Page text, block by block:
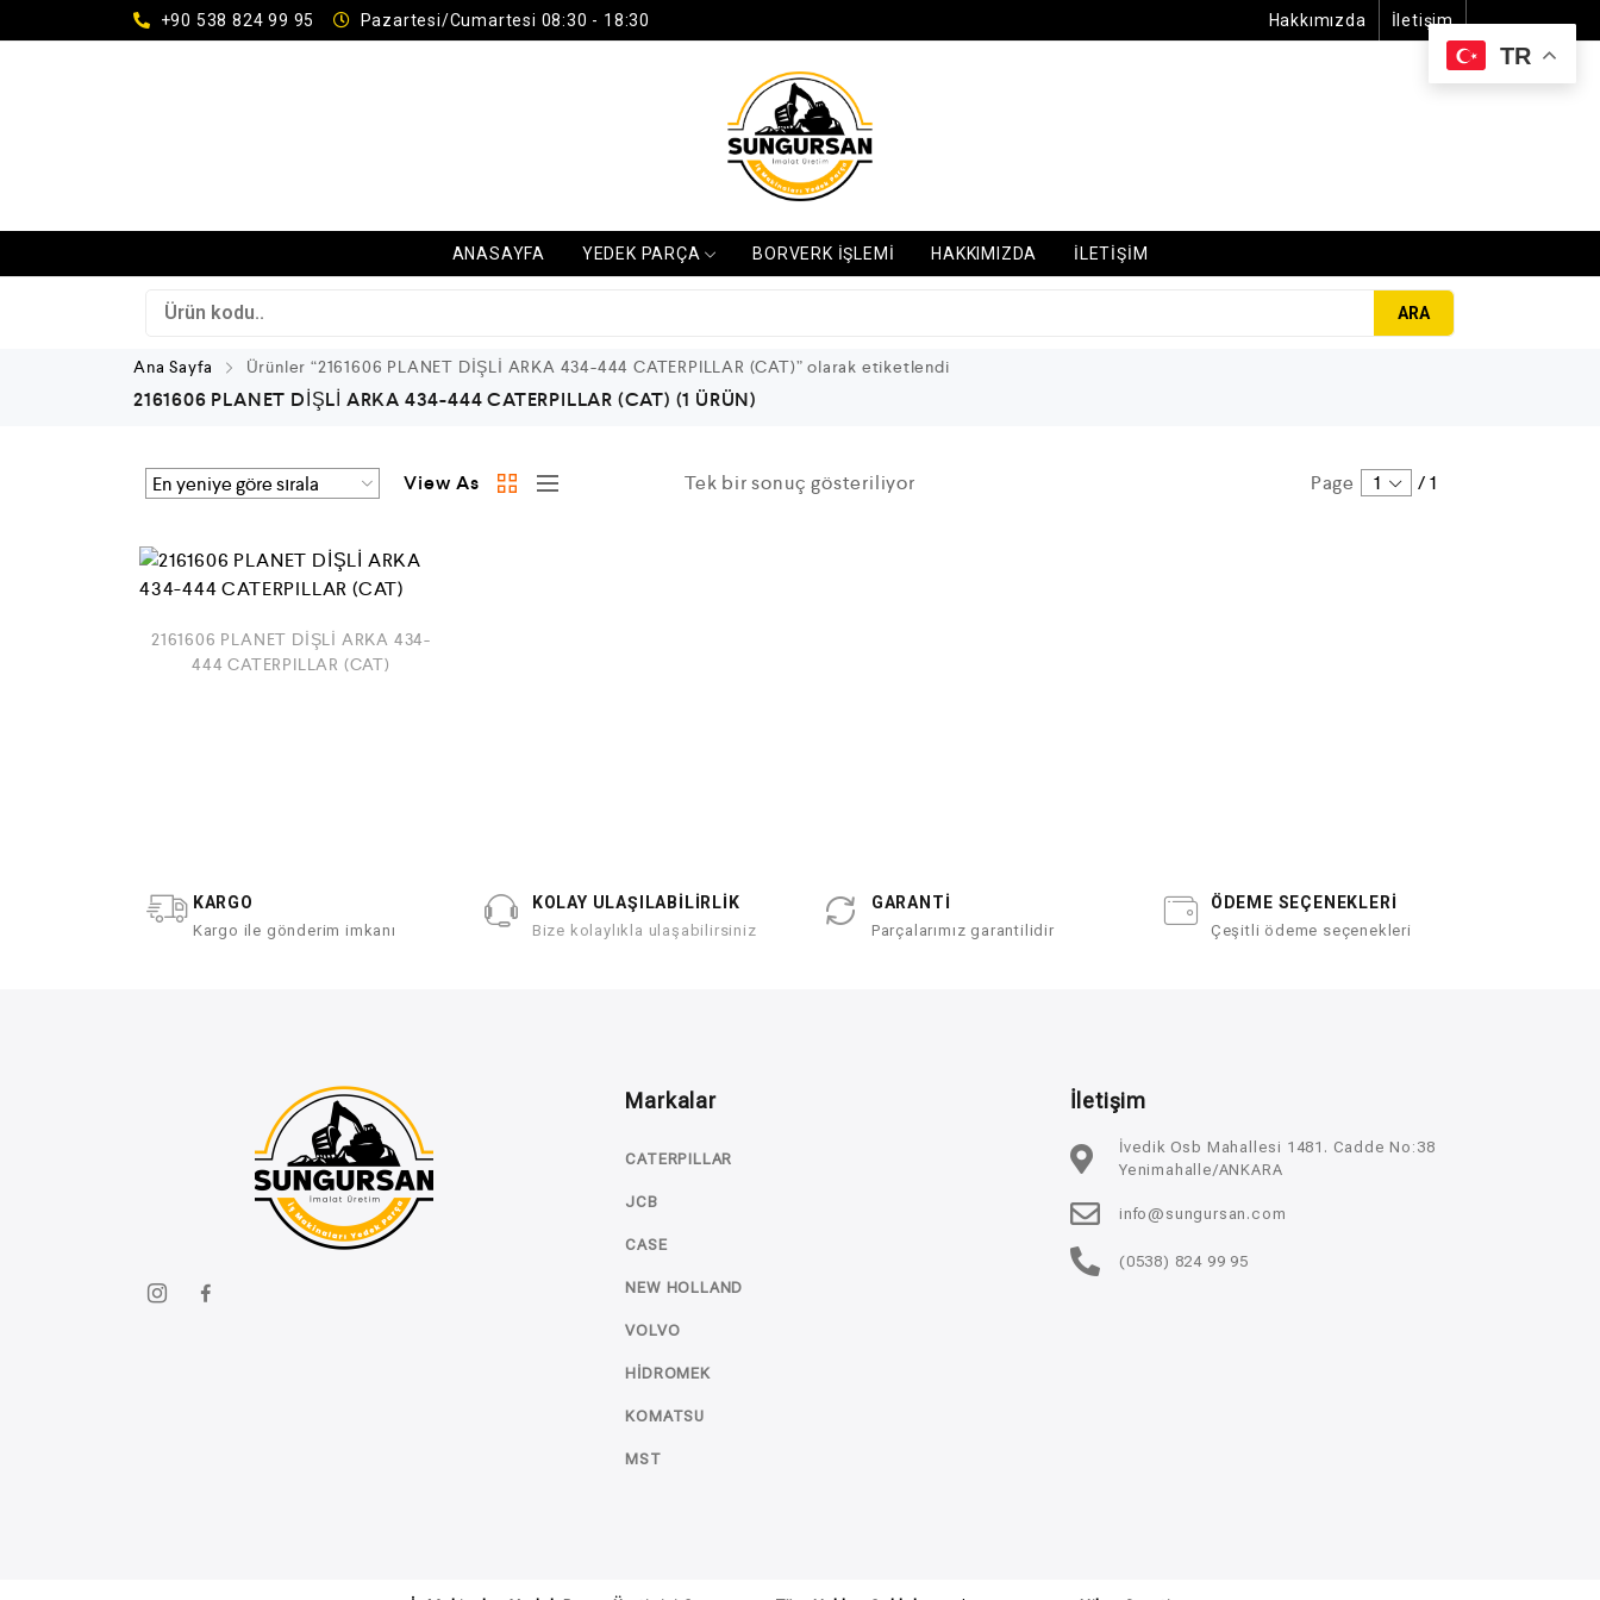
+90 538 824 99 95 Pazartesi/Cumartesi 08:30 - 18:30 Hakkımızda İletişim
ANASAYFA YEDEK PARÇA BORVERK İŞLEMİ HAKKIMIZDA İLETİŞİM
ARA
Ana Sayfa Ürünler “2161606 PLANET DİŞLİ ARKA 434-444 CATERPILLAR (CAT)” olarak etiketlendi
2161606 PLANET DİŞLİ ARKA 434-444 CATERPILLAR (CAT) (1 ÜRÜN)
View As Tek bir sonuç gösteriliyor Page 1 /1
2161606 PLANET DİŞLİ ARKA 434-
444 CATERPILLAR (CAT)
KARGO
Kargo ile gönderim imkanı
KOLAY ULAŞILABİLİRLİK
Bize kolaylıkla ulaşabilirsiniz
GARANTİ
Parçalarımız garantilidir
ÖDEME SEÇENEKLERİ
Çeşitli ödeme seçenekleri
Markalar
CATERPILLAR
JCB
CASE
NEW HOLLAND
VOLVO
HİDROMEK
KOMATSU
MST
İletişim
İvedik Osb Mahallesi 1481. Cadde No:38
Yenimahalle/ANKARA
info@sungursan.com
(0538) 824 99 95
TR